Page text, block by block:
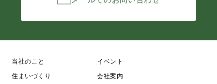
当社のこと
住まいづくり
イベント
会社案内